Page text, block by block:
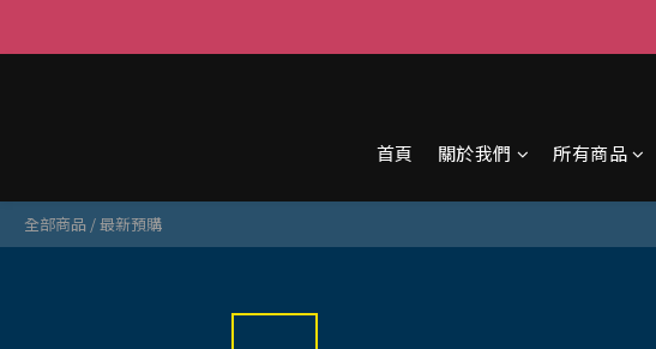
首頁 關於我們 所有商品
全部商品 /最新預購